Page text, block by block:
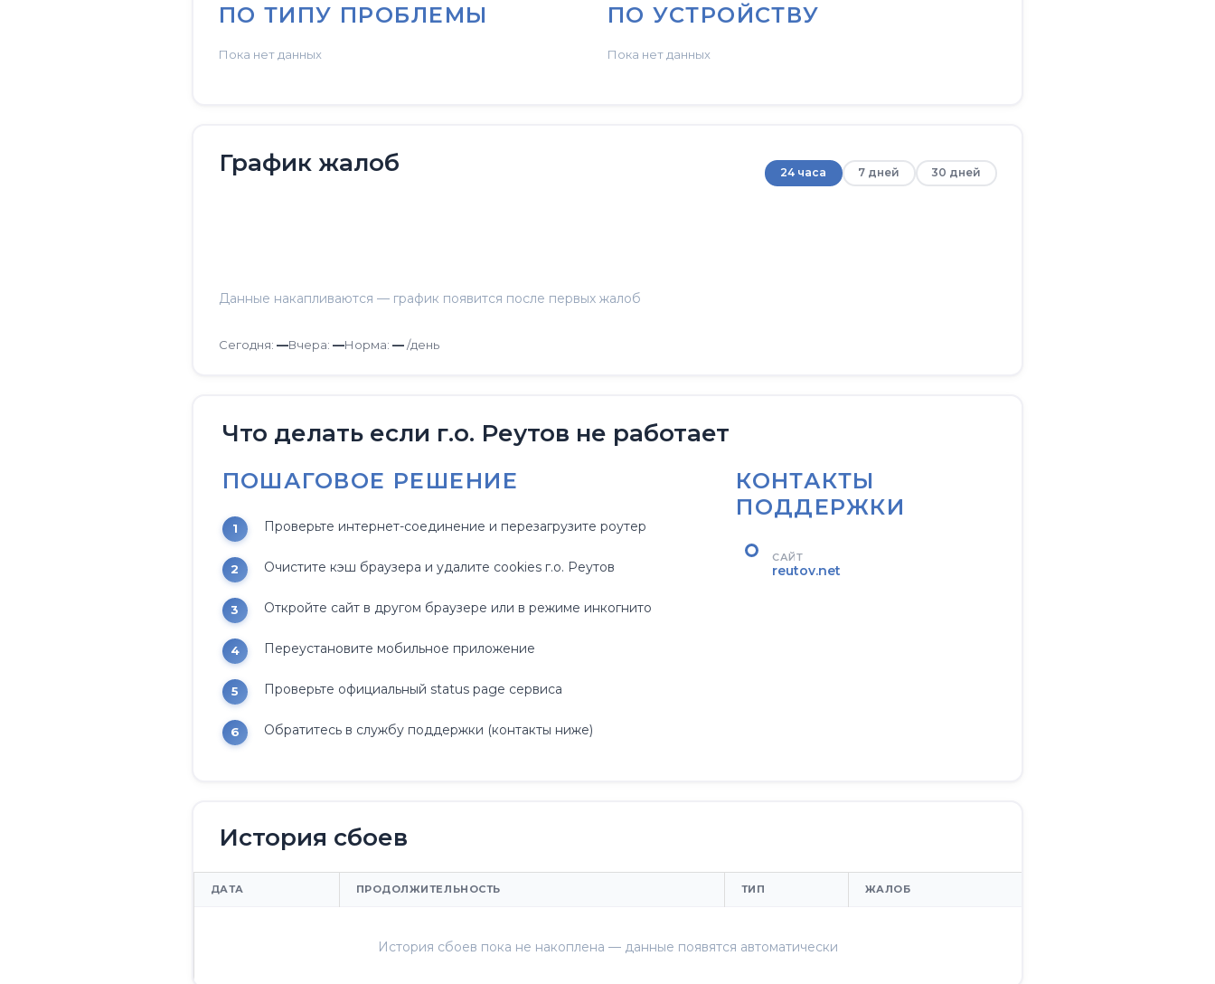
ПО ТИПУ ПРОБЛЕМЫ
Пока нет данных
ПО УСТРОЙСТВУ
Пока нет данных
График жалоб 24 часа 7 дней 30 дней
Данные накапливаются — график появится после первых жалоб
Сегодня: —Вчера: —Норма: —/день
Что делать если г.о. Реутов не работает
ПОШАГОВОЕ РЕШЕНИЕ
Проверьте интернет-соединение и перезагрузите роутер
Очистите кэш браузера и удалите cookies г.о. Реутов
Откройте сайт в другом браузере или в режиме инкогнито
Переустановите мобильное приложение
Проверьте официальный status page сервиса
Обратитесь в службу поддержки (контакты ниже)
КОНТАКТЫ
ПОДДЕРЖКИ
САЙТ
reutov.net
История сбоев
ДАТА ПРОДОЛЖИТЕЛЬНОСТЬ ТИП ЖАЛОБ
История сбоев пока не накоплена — данные появятся автоматически